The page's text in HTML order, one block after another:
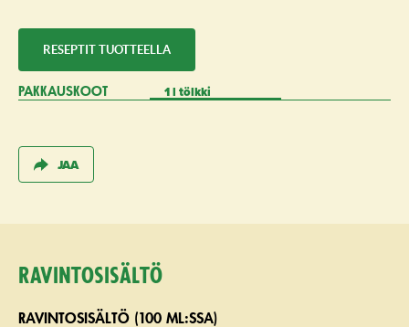
RESEPTIT TUOTTEELLA
PAKKAUSKOOT 1 l tölkki
JAA
Ravintosisältö
RAVINTOSISÄLTÖ (100 ML:SSA)